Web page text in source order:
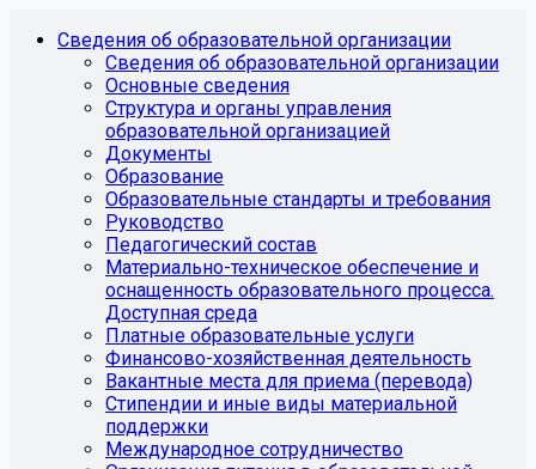
Сведения об образовательной организации
Сведения об образовательной организации
Основные сведения
Структура и органы управления
образовательной организацией
Документы
Образование
Образовательные стандарты и требования
Руководство
Педагогический состав
Материально-техническое обеспечение и
оснащенность образовательного процесса.
Доступная среда
Платные образовательные услуги
Финансово-хозяйственная деятельность
Вакантные места для приема (перевода)
Стипендии и иные виды материальной
поддержки
Международное сотрудничество